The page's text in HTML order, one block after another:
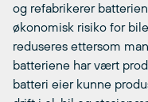
og refabrikerer
økonomisk risiko for
reduseres ettersom
batteriene har vært
batteri eier kunne